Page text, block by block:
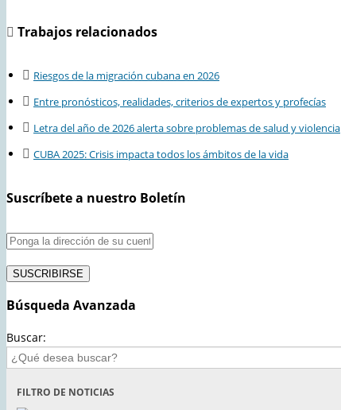
Trabajos relacionados
Riesgos de la migración cubana en 2026
Entre pronósticos, realidades, criterios de expertos y profecías
Letra del año de 2026 alerta sobre problemas de salud y violencia
CUBA 2025: Crisis impacta todos los ámbitos de la vida
Suscríbete a nuestro Boletín
Búsqueda Avanzada
Buscar:
FILTRO DE NOTICIAS